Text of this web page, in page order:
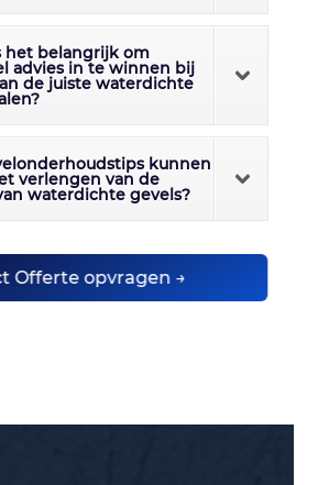
het belangrijk om
advies in te winnen bij
de juiste waterdichte
kunnen
verlengen van de
waterdichte gevels?
Offerte opvragen →